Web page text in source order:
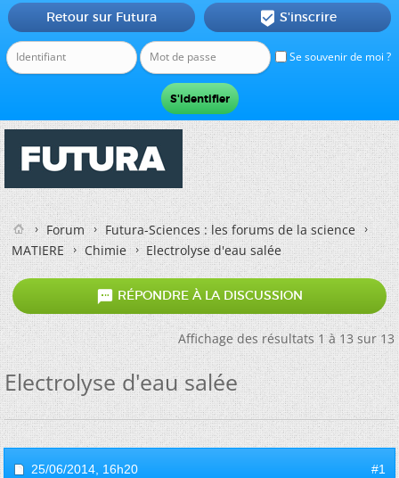
Se souvenir de moi ?
Retour sur Futura  S'inscrire
Forum
Futura-Sciences : les forums de la science
MATIERE
Chimie Electrolyse d'eau salée
 RÉPONDRE À LA DISCUSSION
Affichage des résultats 1 à 13 sur 13
Electrolyse d'eau salée
25/06/2014, 16h20 #1